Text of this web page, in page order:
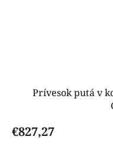
Prívesok putá v
€827,27